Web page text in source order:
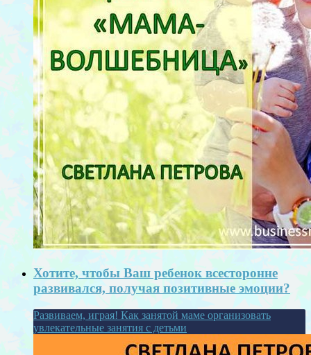
Хотите, чтобы Ваш ребенок всесторонне
развивался, получая позитивные эмоции?
Развиваем, играя! Как занятой маме организовать
увлекательные занятия с детьми